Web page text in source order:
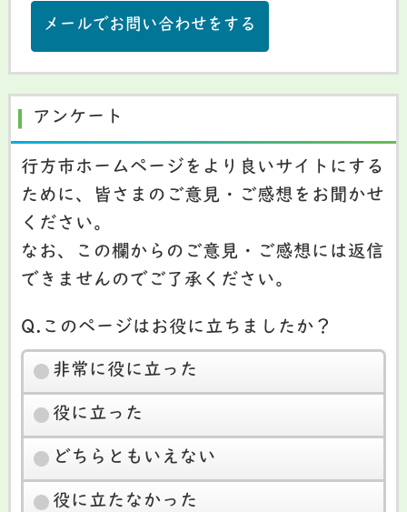
メールでお問い合わせをする
アンケート
行方市ホームページをより良いサイトにする
ために、皆さまのご意見・ご感想をお聞かせ
ください。
なお、この欄からのご意見・ご感想には返信
できませんのでご了承ください。
Q.このページはお役に立ちましたか？
非常に役に立った
役に立った
どちらともいえない
役に立たなかった